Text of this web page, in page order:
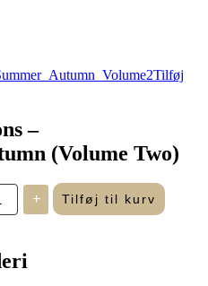
Tilføj
–
(Volume Two)
+ Tilføj til kurv